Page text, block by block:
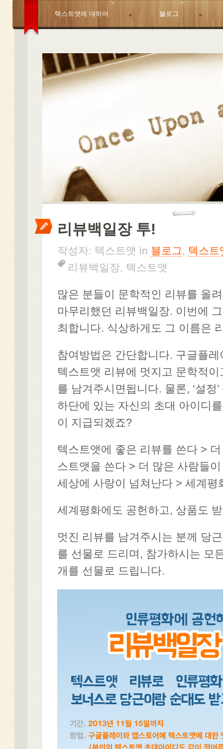
텍스트앳에 대하여 블로그
리뷰백일장 투!
작성자: 텍스트앳 in 블로그 , 텍스트
리뷰백일장, 텍스트앳
많은 분들이 문학적인 리뷰를 올
마무리했던 리뷰백일장. 이번에
최합니다. 식상하게도 그 이름은
참여방법은 간단합니다. 구글플
텍스트앳 리뷰에 멋지고 문학적
를 남겨주시면됩니다. 물론, ‘설정’
하단에 있는 자신의 초대 아이디
이 지급되겠죠?
텍스트앳에 좋은 리뷰를 쓴다 >
스트앳을 쓴다 > 더 많은 사람들
세상에 사랑이 넘쳐난다 > 세계평
세계평화에도 공헌하고, 상품도
멋진 리뷰를 남겨주시는 분께 당
를 선물로 드리며, 참가하시는 모
개를 선물로 드립니다.